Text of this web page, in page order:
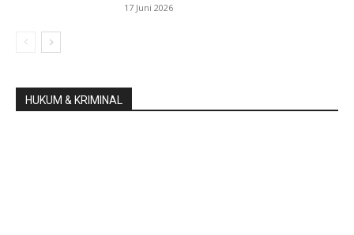
17 Juni 2026
HUKUM & KRIMINAL